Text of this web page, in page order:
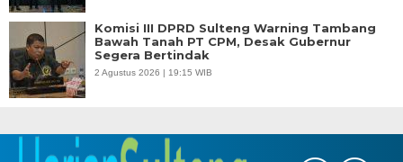
Komisi III DPRD Sulteng Warning Tambang
Bawah Tanah PT CPM, Desak Gubernur
Segera Bertindak
2 Agustus 2026 | 19:15 WIB